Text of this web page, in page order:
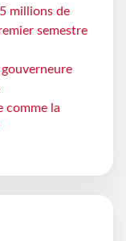
millions de
semestre
comme la